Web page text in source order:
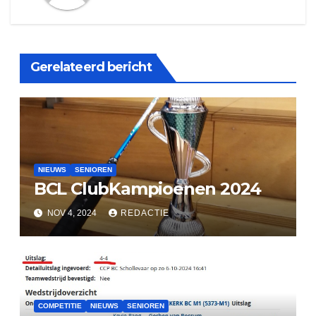
Gerelateerd bericht
NIEUWS SENIOREN
BCL ClubKampioenen 2024
NOV 4, 2024 REDACTIE
COMPETITIE NIEUWS SENIOREN